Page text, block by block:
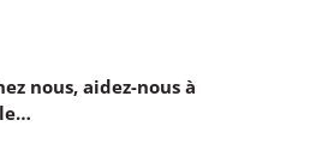
nous, aidez-nous à